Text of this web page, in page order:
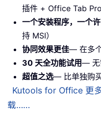
插件 + Office Tab Pro
一个安装程序，一个
持 MSI）
协同效果更佳— 在多
30 天全功能试用— 无
超值之选— 比单独购
Kutools for Office 更
载……